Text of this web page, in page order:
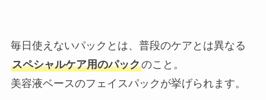
毎日使えないパックとは、普段のケアとは異なる
スペシャルケア用のパックのこと。
美容液ベースのフェイスパックが挙げられます。